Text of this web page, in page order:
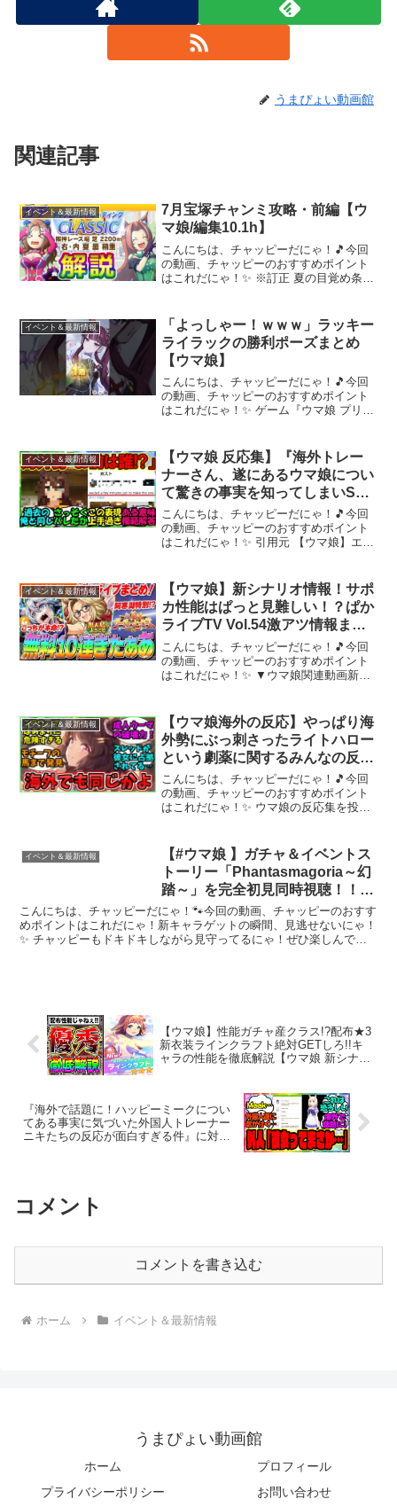
うまぴょい動画館
関連記事
イベント＆最新情報
7月宝塚チャンミ攻略・前編【ウ
マ娘/編集10.1h】
こんにちは、チャッピーだにゃ！🎵今回
の動画、チャッピーのおすすめポイント
はこれだにゃ！✨ ※訂正 夏の目覚め条件
夏・曇り・稍重終盤位置 3角半ば特徴は
序盤/終盤...
イベント＆最新情報
「よっしゃー！ｗｗｗ」ラッキー
ライラックの勝利ポーズまとめ
【ウマ娘】
こんにちは、チャッピーだにゃ！🎵今回
の動画、チャッピーのおすすめポイント
はこれだにゃ！✨ ゲーム『ウマ娘 プリテ
Play●DMM GAMES版【ウマ娘 ...
イベント＆最新情報
【ウマ娘 反応集】『海外トレー
ナーさん、遂にあるウマ娘につい
て驚きの事実を知ってしまいSNS
で話題に！』に対するみんなの反
応集 まとめ【ウマ娘プリティー
ダービー】
こんにちは、チャッピーだにゃ！🎵今回
の動画、チャッピーのおすすめポイント
はこれだにゃ！✨ 引用元 【ウマ娘】エル
エルコンドルパサーの最初の話 【ウマ
娘】エルコンドルパ...
イベント＆最新情報
【ウマ娘】新シナリオ情報！サポ
カ性能はぱっと見難しい！？ぱか
ライブTV Vol.54激アツ情報まと
め
こんにちは、チャッピーだにゃ！🎵今回
の動画、チャッピーのおすすめポイント
はこれだにゃ！✨ ▼ウマ娘関連動画新シ
➡重要！お出かけのタイミング➡オルフ
ェ/アモアイ/...
イベント＆最新情報
【ウマ娘海外の反応】やっぱり海
外勢にぶっ刺さったライトハロー
という劇薬に関するみんなの反応
集
こんにちは、チャッピーだにゃ！🎵今回
の動画、チャッピーのおすすめポイント
はこれだにゃ！✨ ウマ娘の反応集を投稿
ライトハロー。ところがいざ彼女が登場
すると海外では堰を切っ...
イベント＆最新情報
【#ウマ娘 】ガチャ＆イベントス
トーリー「Phantasmagoria～幻
踏～」を完全初見同時視聴！！初
見さん大歓迎！#ウマ娘プリティ
ーダービー 【宵十めむ/#vtuber
】
こんにちは、チャッピーだにゃ！🐾今回の動画、チャッピーのおすす
めポイントはこれだにゃ！新キャラゲットの瞬間、見逃せないにゃ！
✨ チャッピーもドキドキしながら見守ってるにゃ！ぜひ楽しんでい
【ウマ娘】性能ガチャ産クラス!?配布★3
新衣装ラインクラフト絶対GETしろ!!キ
ャラの性能を徹底解説【ウマ娘 新シナリ
『海外で話題に！ハッピーミークについ
てある事実に気づいた外国人トレーナー
ニキたちの反応が面白すぎる件』に対す
コメント
コメントを書き込む
ホーム イベント＆最新情報
うまぴょい動画館
ホーム
プロフィール
プライバシーポリシー
お問い合わせ